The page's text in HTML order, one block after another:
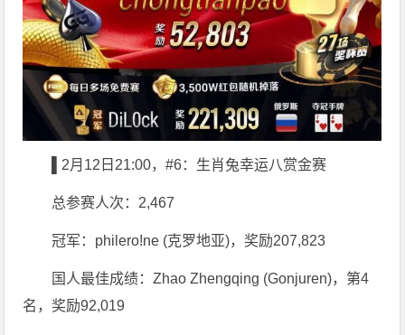
▌2月12日21:00，#6：生肖兔幸运八赏金赛
总参赛人次：2,467
冠军：philero!ne (克罗地亚)，奖励207,823
国人最佳成绩：Zhao Zhengqing (Gonjuren)，第4
名，奖励92,019